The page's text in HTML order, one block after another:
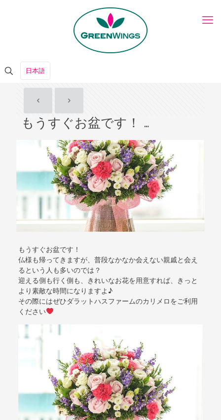
日本語
もうすぐお盆です！ …
もうすぐお盆です！
仏様も帰ってきますが、普段なかなか会えない親戚と会え
るという人も多いのでは？
迎える側も行く側も、きれいなお花を用意すれば、きっと
より素敵な時間になりますよ♪
その際にはぜひダラットハスファームのカリメロをご利用
ください